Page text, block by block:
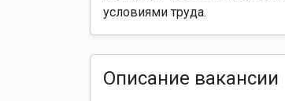
условиями труда.
Описание вакансии